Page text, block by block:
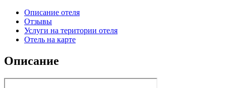
Описание отеля
Отзывы
Услуги на територии отеля
Отель на карте
Описание